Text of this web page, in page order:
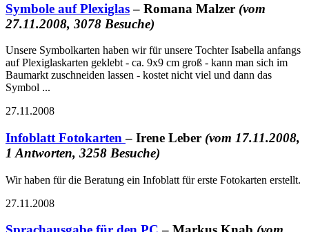
Symbole auf Plexiglas– Romana Malzer (vom
27.11.2008, 3078 Besuche)
Unsere Symbolkarten haben wir für unsere Tochter Isabella anfangs
auf Plexiglaskarten geklebt - ca. 9x9 cm groß - kann man sich im
Baumarkt zuschneiden lassen - kostet nicht viel und dann das
Symbol ...
27.11.2008
Infoblatt Fotokarten– Irene Leber (vom 17.11.2008,
1 Antworten, 3258 Besuche)
Wir haben für die Beratung ein Infoblatt für erste Fotokarten erstellt.
27.11.2008